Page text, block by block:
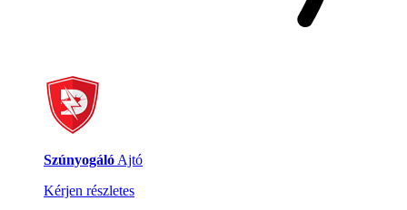
Szúnyogáló Ajtó
Kérjen részletes